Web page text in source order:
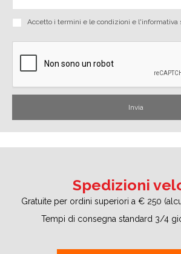
Accetto i termini e le condizioni e l'informativa
Spedizioni
Gratuite per ordini superiori a € 250
Tempi di consegna standard 3/4